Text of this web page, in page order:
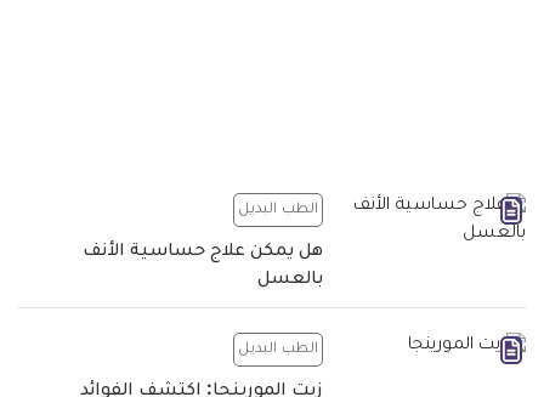
الطب البديل
هل يمكن علاج حساسية الأنف
بالعسل
الطب البديل
زيت المورينجا: اكتشف الفوائد